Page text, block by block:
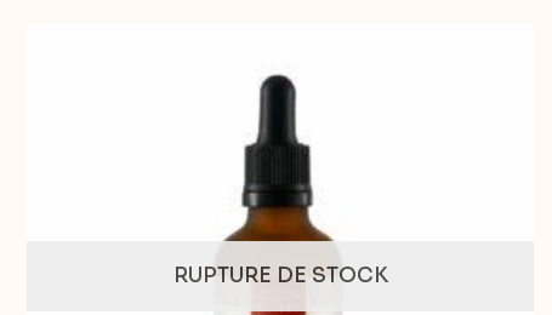
RUPTURE DE STOCK